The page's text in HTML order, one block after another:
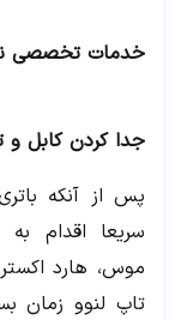
خدمات تخصصی
جدا کردن کابل و
پس از آنکه
سریعا اقدام
موس، هارد
تاپ لنوو زمان